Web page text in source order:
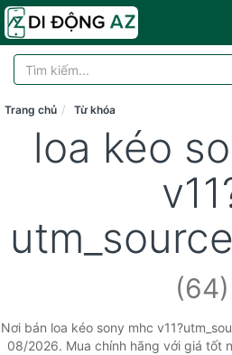
Trang chủ Từ khóa
loa kéo
(64)
Nơi bán loa kéo sony mhc
08/2026. Mua chính hãng với giá tốt